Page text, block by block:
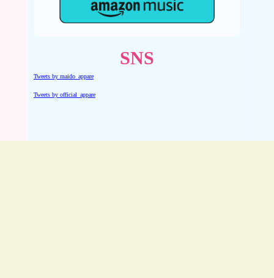
SNS
Tweets by maido_appare
Tweets by official_appare